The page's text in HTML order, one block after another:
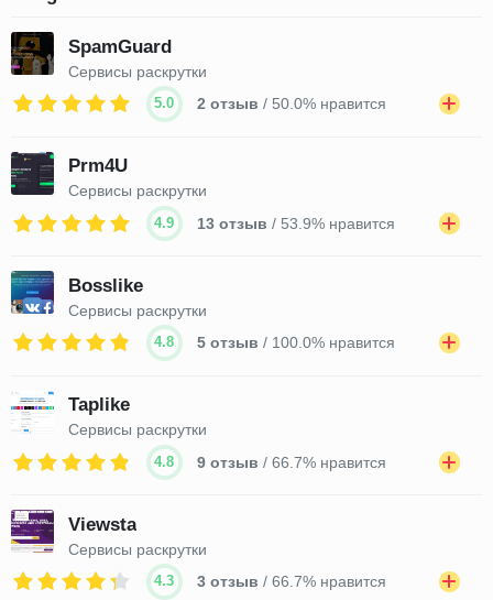
SpamGuard
Сервисы раскрутки
5.0 2 отзыв / 50.0% нравится
Prm4U
Сервисы раскрутки
4.9 13 отзыв / 53.9% нравится
Bosslike
Сервисы раскрутки
4.8 5 отзыв / 100.0% нравится
Taplike
Сервисы раскрутки
4.8 9 отзыв / 66.7% нравится
Viewsta
Сервисы раскрутки
4.3 3 отзыв / 66.7% нравится